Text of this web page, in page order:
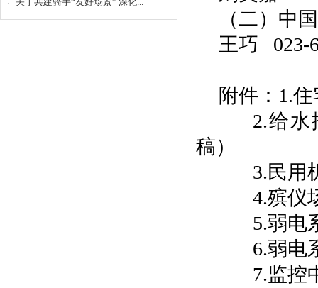
（二）中
王巧
023-
附件： 1.
2.给
稿）
3.民用
4.殡仪
5.弱电
6.弱电
7.监控